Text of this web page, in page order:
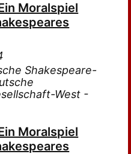
Moralspiel
Shakespeare-
West -
Moralspiel